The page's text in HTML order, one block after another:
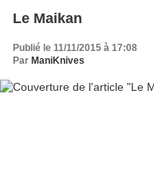
Le Maikan
Publié le 11/11/2015 à 17:08
Par ManiKnives